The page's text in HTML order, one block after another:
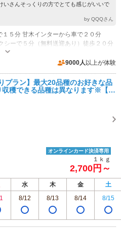
いさんそっくりの方でとても感じがいいで
by QQQさん
５分 甘木インターから車で２０分
シーで５分（無料送迎あり）徒歩２０分
：００～１８：００
9000人 以上が体験
プラン】最大20品種のお好きな品
穫できる品種は異なります※【フ
どう狩り】
オンラインカード決済専用
１ｋｇ
2,700円～
水 木 金
土
8/12 8/13 8/14 8/15